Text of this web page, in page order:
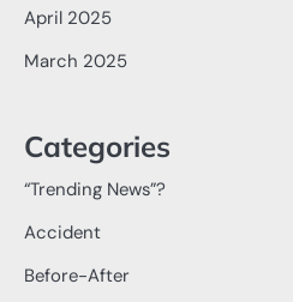
April 2025
March 2025
Categories
“Trending News”?
Accident
Before-After